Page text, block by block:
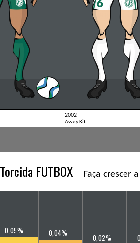
2002
Away Kit
Torcida FUTBOX Faça crescer
0,05% 0,04% 0,02%